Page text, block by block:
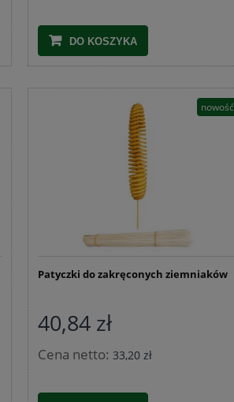
DO KOSZYKA
Patyczki do zakręconych ziemniaków
40,84 zł
Cena netto: 33,20 zł
nowość